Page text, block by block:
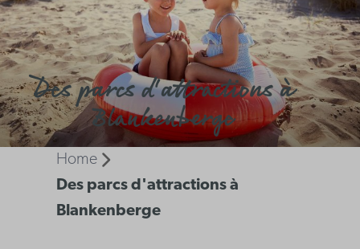
Des parcs d'attractions à
Blankenberge
Home
Des parcs d'attractions à
Blankenberge